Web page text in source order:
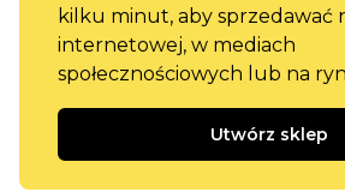
kilku minut, aby sprzedawać
internetowej, w mediach
społecznościowych lub na
Utwórz sklep